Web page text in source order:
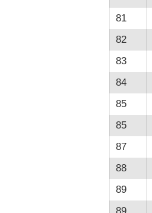
81
82
83
84
85
85
87
88
89